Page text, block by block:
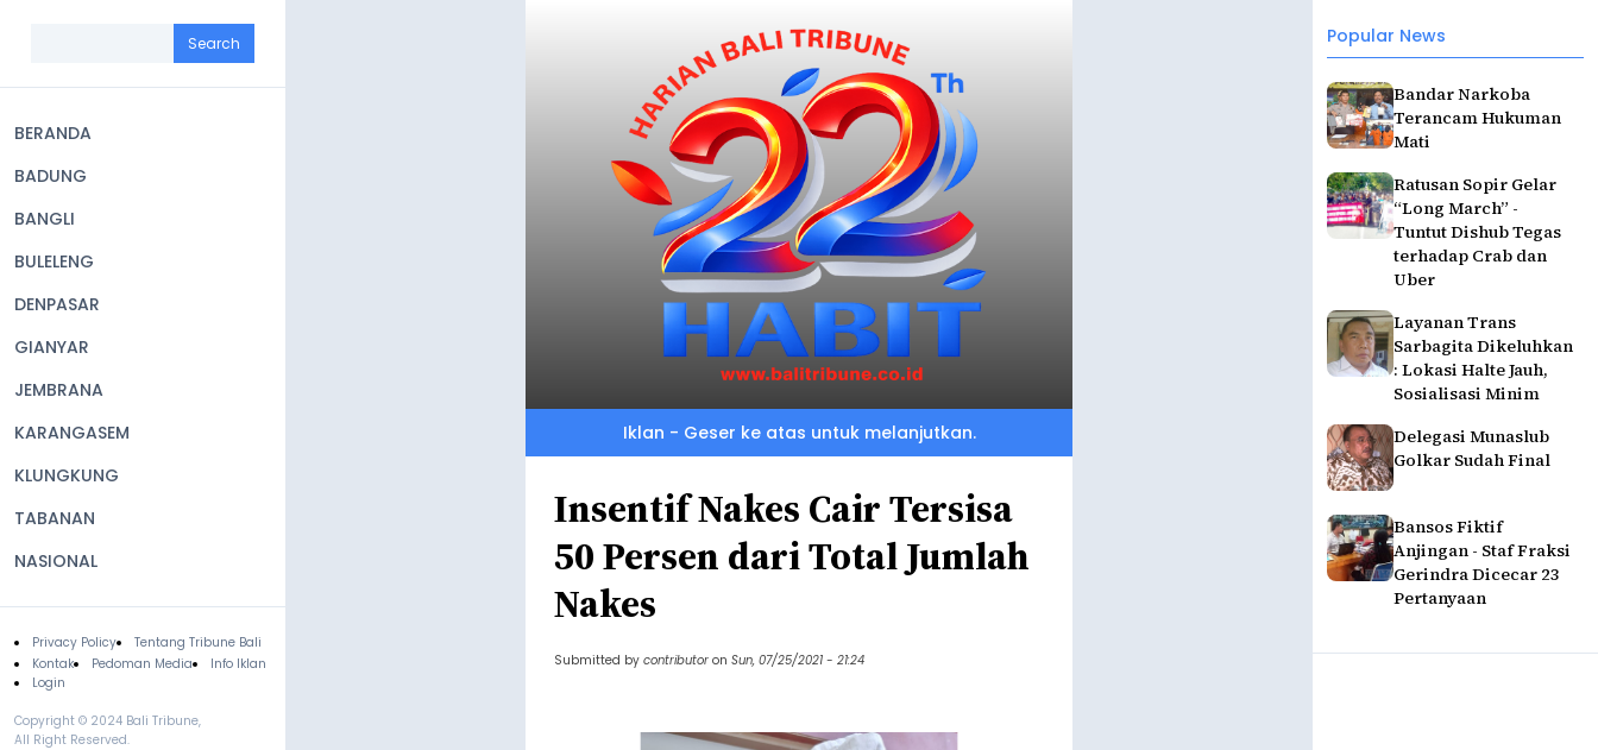
navigation
BERANDA
BADUNG
BANGLI
BULELENG
DENPASAR
GIANYAR
JEMBRANA
KARANGASEM
KLUNGKUNG
TABANAN
NASIONAL
Footer
Privacy Policy
Tentang Tribune Bali
Kontak
Pedoman Media
Info Iklan
Login
Copyright © 2024 Bali Tribune,
All Right Reserved.
Popular News
Bandar Narkoba
Terancam Hukuman
Mati
Ratusan Sopir Gelar
“Long March” -
Tuntut Dishub Tegas
terhadap Crab dan
Uber
Layanan Trans
Sarbagita Dikeluhkan
: Lokasi Halte Jauh,
Sosialisasi Minim
Delegasi Munaslub
Golkar Sudah Final
Bansos Fiktif
Anjingan - Staf Fraksi
Gerindra Dicecar 23
Pertanyaan
Iklan - Geser ke atas untuk melanjutkan.
Insentif Nakes Cair Tersisa
50 Persen dari Total Jumlah
Nakes
Submitted by contributor on Sun, 07/25/2021 - 21:24